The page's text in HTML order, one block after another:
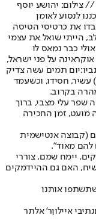
צילום: יהושע יוסף
שתכננו לנסוע לאומן
את כרטיסי הטיסה
הייתי שואל את עצמי
כבר נמאס לו
על פני ישראל,
יום תמים עשה צדיק
עשיר, חסידו, וכשעמד
בקרוב.
שפר עלי מצבי, ברוך
מועט, זמן החכירה
(קבוצה אנטישמית
להם מאוד".
יימח שמם, צוררי
האם גם ההיידמקים
אותנו
נתיבי איילוןר' אלתר